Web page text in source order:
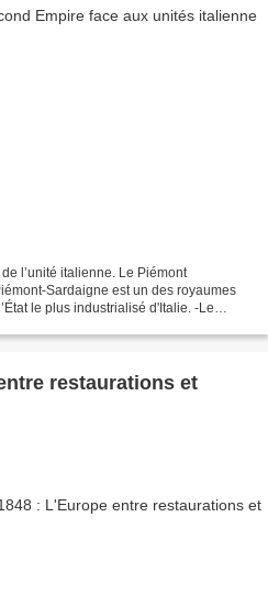
l’unité italienne. Le Piémont
Sardaigne est un des royaumes
le plus industrialisé d'Italie. -Le
restaurations et